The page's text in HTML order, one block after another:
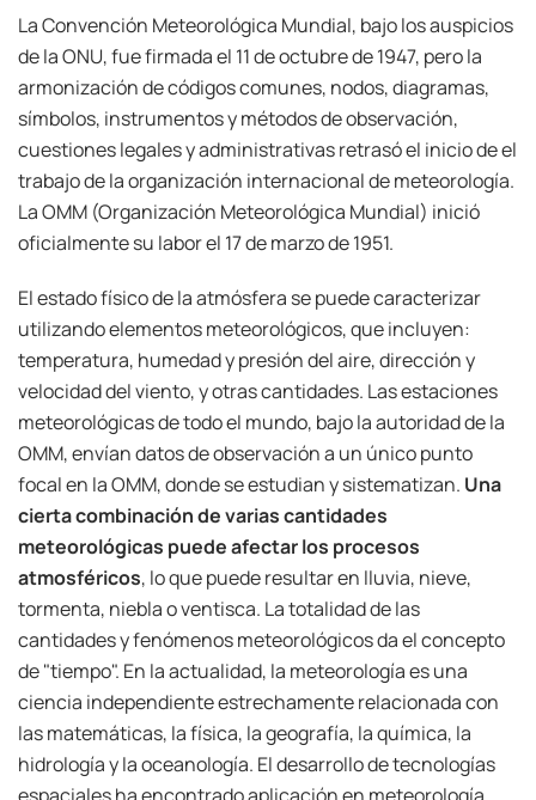
La Convención Meteorológica Mundial, bajo los auspicios
de la ONU, fue firmada el 11 de octubre de 1947, pero la
armonización de códigos comunes, nodos, diagramas,
símbolos, instrumentos y métodos de observación,
cuestiones legales y administrativas retrasó el inicio de el
trabajo de la organización internacional de meteorología.
La OMM (Organización Meteorológica Mundial) inició
oficialmente su labor el 17 de marzo de 1951.
El estado físico de la atmósfera se puede caracterizar
utilizando elementos meteorológicos, que incluyen:
temperatura, humedad y presión del aire, dirección y
velocidad del viento, y otras cantidades. Las estaciones
meteorológicas de todo el mundo, bajo la autoridad de la
OMM, envían datos de observación a un único punto
focal en la OMM, donde se estudian y sistematizan. Una
cierta combinación de varias cantidades
meteorológicas puede afectar los procesos
atmosféricos, lo que puede resultar en lluvia, nieve,
tormenta, niebla o ventisca. La totalidad de las
cantidades y fenómenos meteorológicos da el concepto
de "tiempo". En la actualidad, la meteorología es una
ciencia independiente estrechamente relacionada con
las matemáticas, la física, la geografía, la química, la
hidrología y la oceanología. El desarrollo de tecnologías